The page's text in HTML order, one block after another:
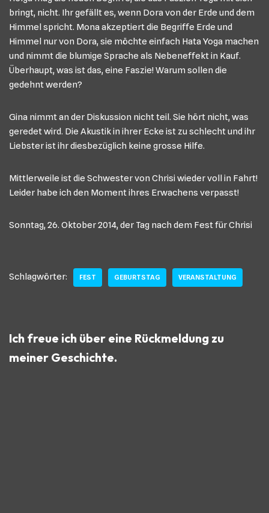
bringt, nicht. Ihr gefällt es, wenn Dora von der Erde und dem
Himmel spricht. Mona akzeptiert die Begriffe Erde und
Himmel nur von Dora, sie möchte einfach Hata Yoga machen
und nimmt die blumige Sprache als Nebeneffekt in Kauf.
Überhaupt, was ist das, eine Faszie! Warum sollen die
gedehnt werden?
Gina nimmt an der Diskussion nicht teil. Sie hört nicht, was
geredet wird. Die Akustik in ihrer Ecke ist zu schlecht und ihr
Liebster ist ihr diesbezüglich keine grosse Hilfe.
Mittlerweile ist die Schwester von Chrisi wieder voll in Fahrt!
Leider habe ich den Moment ihres Erwachens verpasst!
Sonntag, 26. Oktober 2014, der Tag nach dem Fest für Chrisi
Schlagwörter: FEST GEBURTSTAG VERANSTALTUNG
Ich freue ich über eine Rückmeldung zu
meiner Geschichte.